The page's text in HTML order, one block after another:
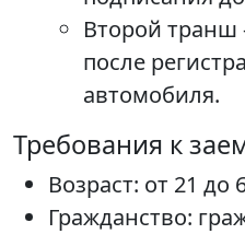
Второй транш
после
автомобиля.
Требования к
Возраст: от 21 до
Гражданство: